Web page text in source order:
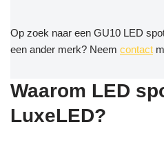
Op zoek naar een GU10 LED
een ander merk? Neem contact
Waarom LED
LuxeLED?